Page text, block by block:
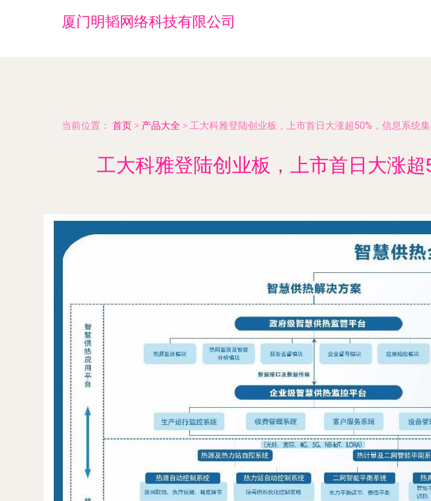
厦门明韬网络科技有限公司
当前位置： 首页 > 产品大全 > 工大科雅登陆创业板，上市首日大涨超50%，信息系统
工大科雅登陆创业板，上市首日大涨